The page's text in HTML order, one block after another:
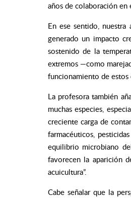
años de colaboración en
En ese sentido,
generado un impacto
sostenido de la
extremos —como
funcionamiento de estos
La profesora también
muchas especies,
creciente carga de
farmacéuticos,
equilibrio microbiano
favorecen la aparición
acuicultura”.
Cabe señalar que la